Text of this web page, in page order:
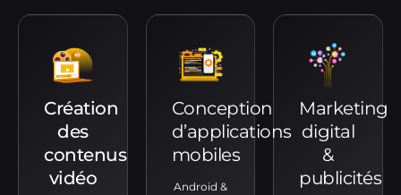
Création
des
contenus
vidéo
Conception
d’applications
mobiles
Android &
Marketing
digital
&
publicités